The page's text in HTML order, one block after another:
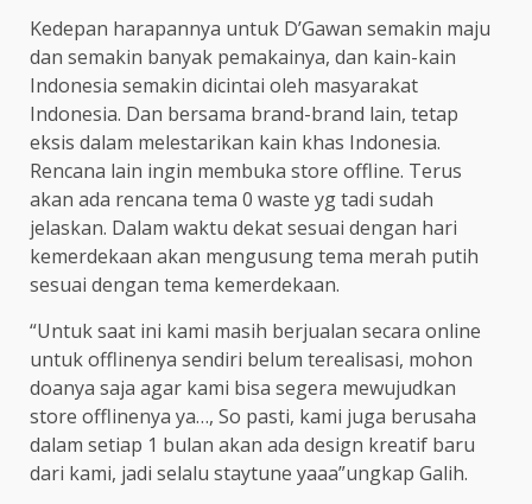
Kedepan harapannya untuk D’Gawan semakin maju
dan semakin banyak pemakainya, dan kain-kain
Indonesia semakin dicintai oleh masyarakat
Indonesia. Dan bersama brand-brand lain, tetap
eksis dalam melestarikan kain khas Indonesia.
Rencana lain ingin membuka store offline. Terus
akan ada rencana tema 0 waste yg tadi sudah
jelaskan. Dalam waktu dekat sesuai dengan hari
kemerdekaan akan mengusung tema merah putih
sesuai dengan tema kemerdekaan.
“Untuk saat ini kami masih berjualan secara online
untuk offlinenya sendiri belum terealisasi, mohon
doanya saja agar kami bisa segera mewujudkan
store offlinenya ya…, So pasti, kami juga berusaha
dalam setiap 1 bulan akan ada design kreatif baru
dari kami, jadi selalu staytune yaaa”ungkap Galih.